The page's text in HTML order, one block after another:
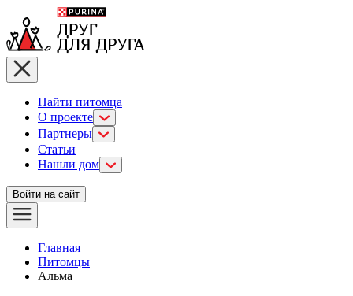
Найти питомца
О проекте
Партнеры
Статьи
Нашли дом
Войти на сайт
Главная
Питомцы
Альма